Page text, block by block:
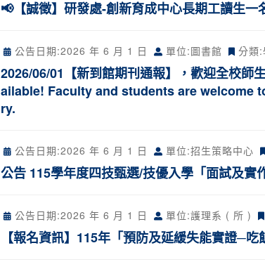
📢【誠徵】研發處-創新育成中心長期工讀生一
公告日期:2026 年 6 月 1 日 單位:圖書館 分類:
2026/06/01【新到館期刊通報】，歡迎全校
ailable! Faculty and students are welcome
ry.
公告日期:2026 年 6 月 1 日 單位:招生策略中心
公告 115學年度四技甄選/技優入學「面試及實
公告日期:2026 年 6 月 1 日 單位:護理系 ( 所 )
【報名資訊】115年「預防及延緩失能實證─